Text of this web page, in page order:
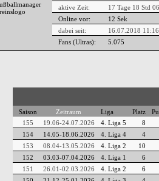
aktive Zeit:
17 Tage 18 Std
Online vor:
12 Sek
dabei seit:
16.07.2018
Fans (Ultras):
5.075
Saison Zeitraum Liga Platz
155
19.06-24.07.2026 4. Liga 5
8
154
14.05-18.06.2026 4. Liga 4
4
153
08.04-13.05.2026 4. Liga 2
10
152
03.03-07.04.2026 4. Liga 1
6
151
26.01-02.03.2026 4. Liga 2
6